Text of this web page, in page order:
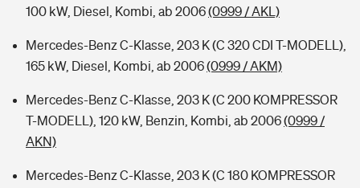
100 kW, Diesel, Kombi, ab 2006(0999 / AKL)
Mercedes-Benz C-Klasse, 203 K (C 320 CDI T-MODELL),
165 kW, Diesel, Kombi, ab 2006(0999 / AKM)
Mercedes-Benz C-Klasse, 203 K (C 200 KOMPRESSOR
T-MODELL), 120 kW, Benzin, Kombi, ab 2006(0999 /
AKN)
Mercedes-Benz C-Klasse, 203 K (C 180 KOMPRESSOR